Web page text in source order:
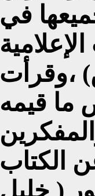
في
،وقرأت
قيمه
الكتاب
( خليل